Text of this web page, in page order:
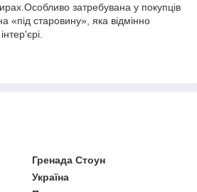
затребувана у покупців
«під старовину», яка відмінно
Гренада Стоун
Україна